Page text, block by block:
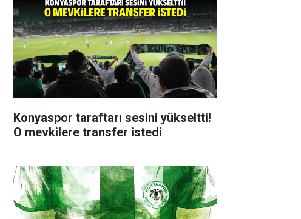
Konyaspor taraftarı sesini yükseltti!
O mevkilere transfer istedi